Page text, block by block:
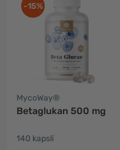
-15%
MycoWay®
Betaglukan 500 mg
140 kapslí